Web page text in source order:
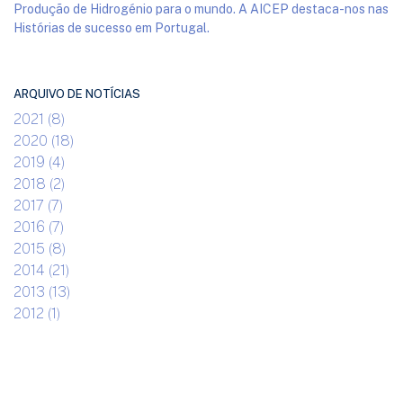
Produção de Hidrogénio para o mundo. A AICEP destaca-nos nas
Histórias de sucesso em Portugal.
ARQUIVO DE NOTÍCIAS
2021 (8)
2020 (18)
2019 (4)
2018 (2)
2017 (7)
2016 (7)
2015 (8)
2014 (21)
2013 (13)
2012 (1)